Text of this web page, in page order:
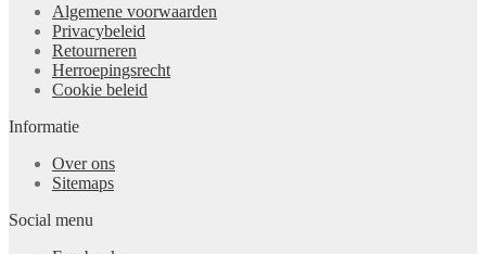
Algemene voorwaarden
Privacybeleid
Retourneren
Herroepingsrecht
Cookie beleid
Informatie
Over ons
Sitemaps
Social menu